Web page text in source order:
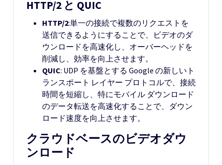
HTTP/2 と QUIC
HTTP/2:単一の接続で複数のリクエストを
送信できるようにすることで、ビデオのダ
ウンロードを高速化し、オーバーヘッドを
削減し、効率を向上させます。
QUIC: UDP を基盤とする Google の新しいト
ランスポート レイヤー プロトコルで、接続
時間を短縮し、特にモバイル ダウンロード
のデータ転送を高速化することで、ダウン
ロード速度を向上させます。
クラウドベースのビデオダウ
ンロード